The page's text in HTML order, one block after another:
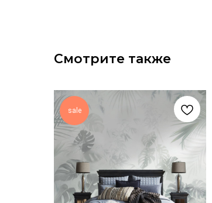
Смотрите также
sale